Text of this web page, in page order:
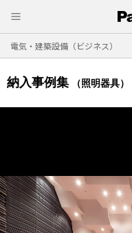
電気・建築設備（ビジネス）
納入事例集 （照明器具）